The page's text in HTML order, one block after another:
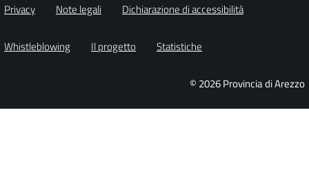
Privacy Note legali Dichiarazione di accessibilità
Whistleblowing Il progetto Statistiche
© 2026 Provincia di Arezzo